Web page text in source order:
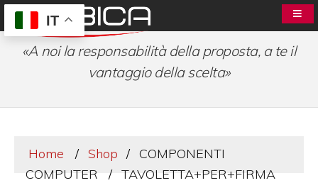
IT
«A noi la responsabilità della proposta, a te il
vantaggio della scelta»
Home Shop
COMPONENTI
COMPUTER
TAVOLETTA+PER+FIRMA